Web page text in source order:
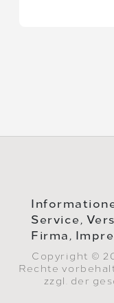
Service,
Firma,
Copyright ©
Rechte
zzgl. der